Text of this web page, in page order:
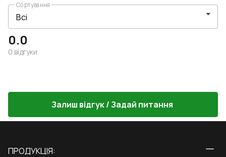
0.0
0 відгуки
Сортування
Залиш відгук / Задай питання
ПРОДУКЦІЯ: